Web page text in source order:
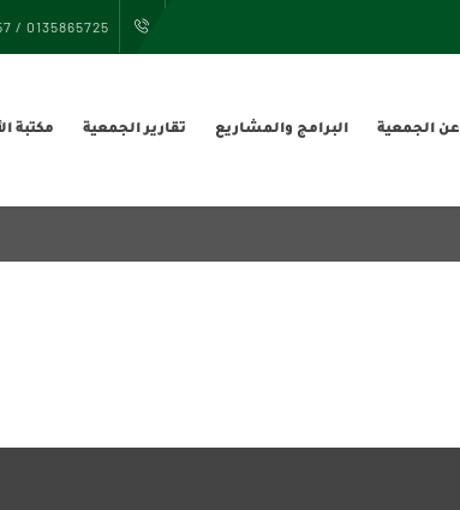
0135865725 / 0536799957
عن الجمعية البرامج والمشاريع تقارير الجمعية مكتبة